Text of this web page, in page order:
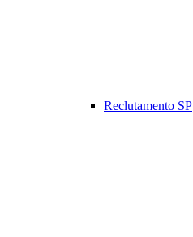
Reclutamento SP